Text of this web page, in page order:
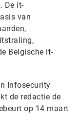
De it-
van
Belgische it-
Infosecurity
de redactie de
op 14 maart